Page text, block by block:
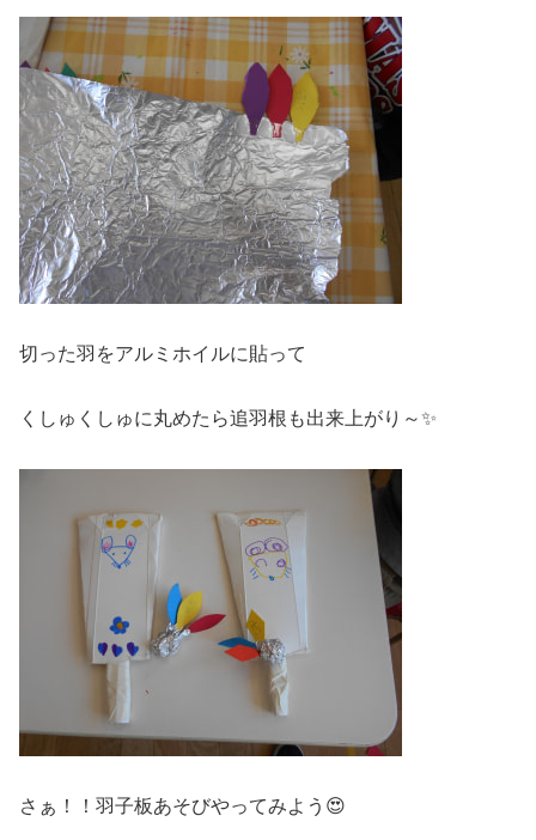
切った羽をアルミホイルに貼って
くしゅくしゅに丸めたら追羽根も出来上がり～✨
さぁ！！羽子板あそびやってみよう😍